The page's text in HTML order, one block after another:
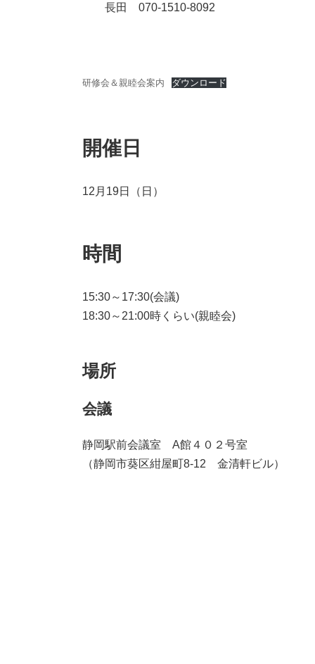
長田 070-1510-8092
研修会＆親睦会案内 ダウンロード
開催日
12月19日（日）
時間
15:30～17:30(会議)
18:30～21:00時くらい(親睦会)
場所
会議
静岡駅前会議室 A館４０２号室
（静岡市葵区紺屋町8-12 金清軒ビル）